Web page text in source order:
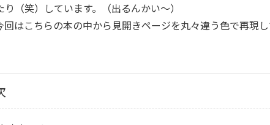
（笑）しています。（出るんかい～）
回はこちらの本の中から見開きページを丸々違う色で再現し